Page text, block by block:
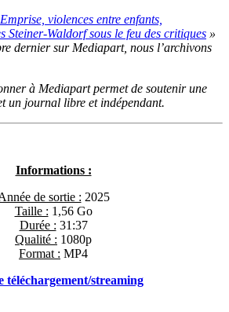
Emprise, violences entre enfants,
Steiner-Waldorf sous le feu des critiques »
dernier sur Mediapart, nous l’archivons
à Mediapart permet de soutenir une
un journal libre et indépendant.
Informations :
de sortie : 2025
Taille : 1,56 Go
Durée : 31:37
Qualité : 1080p
Format : MP4
téléchargement/streaming